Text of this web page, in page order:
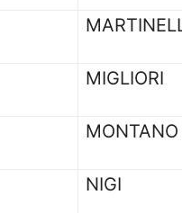
MIGLIORI
MONTANO
NIGI